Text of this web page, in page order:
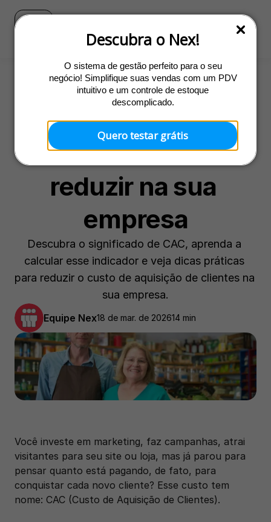
Descubra o Nex!
O sistema de gestão perfeito para o seu
negócio! Simplifique suas vendas com um PDV
intuitivo e um controle de estoque
descomplicado.
Quero testar grátis
Cliente
CAC: o que é, como
calcular e como
reduzir na sua
empresa
Descubra o significado de CAC, aprenda a
calcular esse indicador e veja dicas práticas
para reduzir o custo de aquisição de clientes na
sua empresa.
Equipe Nex18 de mar. de 202614 min
Você investe em marketing, faz campanhas, atrai
visitantes para seu site ou loja, mas já parou para
pensar quanto está pagando, de fato, para
conquistar cada novo cliente? Esse custo tem
nome: CAC (Custo de Aquisição de Clientes).
Blog Ir para o site do Nex